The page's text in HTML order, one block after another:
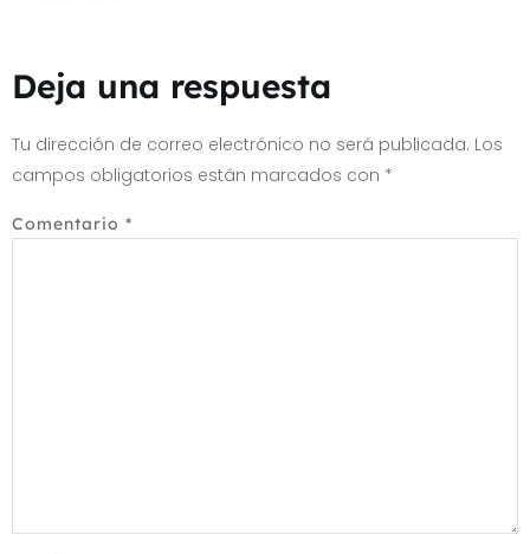
Deja una respuesta
Tu dirección de correo electrónico no será publicada. Los
campos obligatorios están marcados con *
Comentario *